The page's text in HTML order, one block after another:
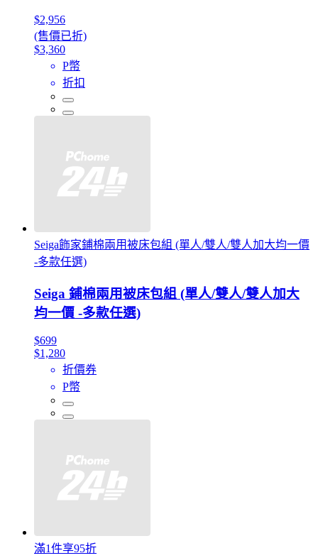
$2,956
(售價已折)
$3,360
P幣
折扣
Seiga飾家鋪棉兩用被床包組 (單人/雙人/雙人加大均一價
-多款任選)
Seiga 鋪棉兩用被床包組 (單人/雙人/雙人加大
均一價 -多款任選)
$699
$1,280
折價券
P幣
滿1件享95折